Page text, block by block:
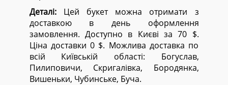
Деталі:Цей букет можна отримати з
доставкою в день оформлення
замовлення. Доступно в Києві за 70 $.
Ціна доставки 0 $. Можлива доставка по
всій Київській області: Богуслав,
Пилиповичи, Скригалівка, Бородянка,
Вишеньки, Чубинське, Буча.